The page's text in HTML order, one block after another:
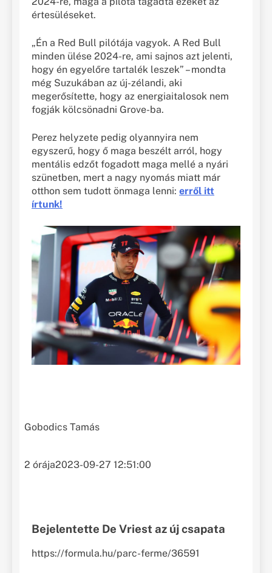
értesüléseket.
„Én a Red Bull pilótája vagyok. A Red Bull
minden ülése 2024-re, ami sajnos azt jelenti,
hogy én egyelőre tartalék leszek” – mondta
még Suzukában az új-zélandi, aki
megerősítette, hogy az energiaitalosok nem
fogják kölcsönadni Grove-ba.
Perez helyzete pedig olyannyira nem
egyszerű, hogy ő maga beszélt arról, hogy
mentális edzőt fogadott maga mellé a nyári
szünetben, mert a nagy nyomás miatt már
otthon sem tudott önmaga lenni: erről itt
írtunk!
Gobodics Tamás
2 órája2023-09-27 12:51:00
Bejelentette De Vriest az új csapata
https://formula.hu/parc-ferme/36591